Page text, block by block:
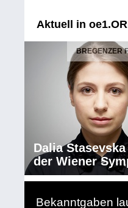
Aktuell in
BREGENZER
Dalia
der Wiener
Bekanntgaben